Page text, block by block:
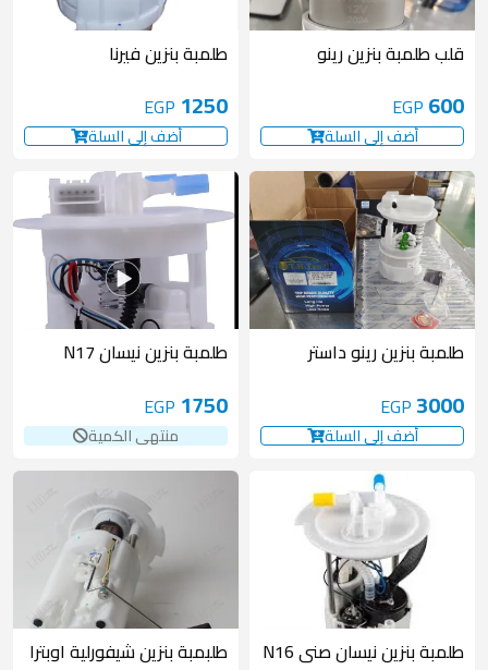
قلب طلمبة بنزين رينو
600
EGP
أضف إلى السلة
طلمبة بنزين فيرنا
1250
EGP
أضف إلى السلة
طلمبة بنزين رينو داستر
3000
EGP
أضف إلى السلة
غير متوفر طلمبة بنزين نيسان N17
1750
EGP
منتهى الكمية
طلمبة بنزين نيسان صنى N16 طلبمبة بنزين شيفورلية اوبترا